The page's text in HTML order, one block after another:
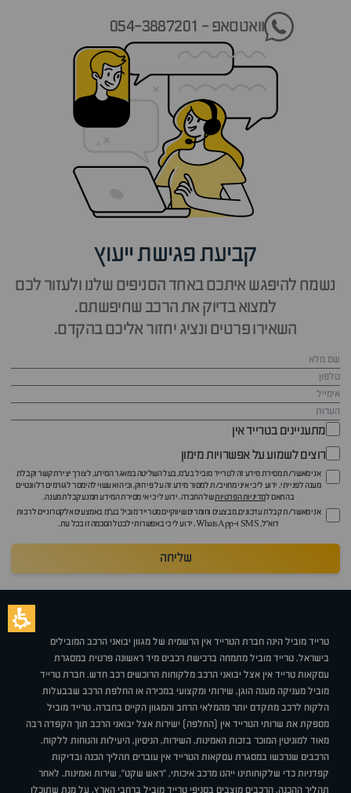
וואטסאפ - 054-3887201
קביעת פגישת ייעוץ
נשמח להיפגש איתכם באחד הסניפים שלנו ולעזור לכם
למצוא בדיוק את הרכב שחיפשתם.
השאירו פרטים ונציג יחזור אליכם בהקדם.
מתעניינים בטרייד אין
רוצים לשמוע על אפשרויות מימון
אני מאשר/ת מסירת מידע זה לטרייד מוביל בע"מ, בעל השליטה במאגר המידע, לצורך יצירת קשר וקבלת
מענה לפנייתי. ידוע לי כי איני מחויב/ת למסור מידע זה על פי חוק, וכי הוא עשוי להימסר לגורמים רלוונטיים
בהתאם למדיניות הפרטיותשל החברה. ידוע לי כי אי מסירת המידע תמנע קבלת מענה.
אני מאשר/ת קבלת עדכונים, מבצעים וחומרים שיווקיים מטרייד מוביל בע"מ באמצעים אלקטרוניים לרבות
דוא״ל, SMS ו-WhatsApp. ידוע לי כי באפשרותי לבטל הסכמה זו בכל עת.
שליחה
טרייד מוביל הינה חברת הטרייד אין הרשמית של מגוון יבואני הרכב המובילים
בישראל. טרייד מוביל מתמחה ברכישת רכבים מיד ראשונה פרטית במסגרת
עסקאות טרייד אין אצל יבואני הרכב מלקוחות הרוכשים רכב חדש. חברת טרייד
מוביל מעניקה מענה הוגן, שירותי ומקצועי במכירה או החלפת הרכב שבבעלות
הלקוח לרכב מתקדם יותר מהמלאי הרחב והמגוון הקיים בחברה. טרייד מוביל
מספקת את שרותי הטרייד אין (החלפה) ישירות אצל יבואני הרכב תוך הקפדה רבה
מאוד למוניטין המוכר בזכות האמינות, השירות, הניסיון, היעילות והנוחות ללקוח.
הרכבים שנרכשו במסגרת עסקאות הטרייד אין עוברים תהליך הכנה ובדיקות
קפדניות כדי שלקוחותינו ייהנו מרכב איכותי, "ראש שקט", שירות ואמינות. לאחר
תהליך ההכנה, הרכבים מוצבים בסניפי טרייד מוביל ברחבי הארץ, על מנת שתוכלו